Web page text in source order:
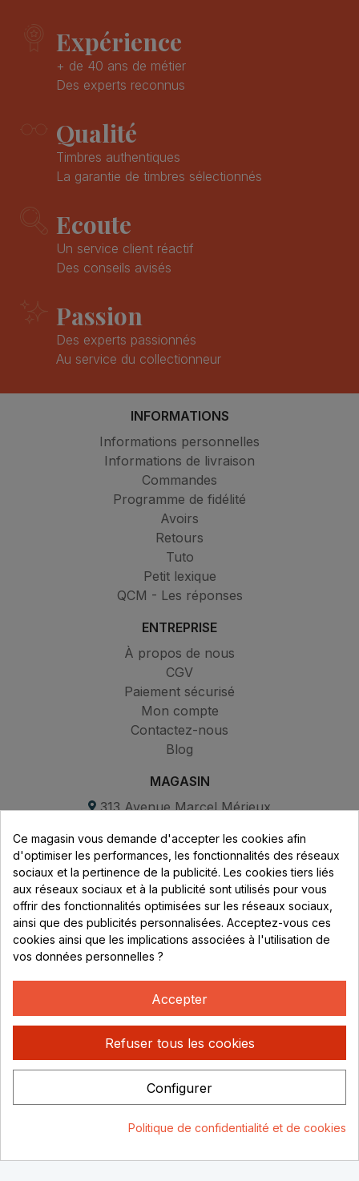
Expérience
+ de 40 ans de métier
Des experts reconnus
Qualité
Timbres authentiques
La garantie de timbres sélectionnés
Ecoute
Un service client réactif
Des conseils avisés
Passion
Des experts passionnés
Au service du collectionneur
INFORMATIONS
Informations personnelles
Informations de livraison
Commandes
Programme de fidélité
Avoirs
Retours
Tuto
Petit lexique
QCM - Les réponses
ENTREPRISE
À propos de nous
CGV
Paiement sécurisé
Mon compte
Contactez-nous
Blog
MAGASIN
313 Avenue Marcel Mérieux
69530 Brignais
Lundi au vendredi :
8h - 16h
uniquement sur Rendez-vous
CONTACT
04 78 37 00 68
contact@rhonephilatelie.fr
Un site conçu par :
Ce magasin vous demande d'accepter les cookies afin
d'optimiser les performances, les fonctionnalités des réseaux
sociaux et la pertinence de la publicité. Les cookies tiers liés
aux réseaux sociaux et à la publicité sont utilisés pour vous
offrir des fonctionnalités optimisées sur les réseaux sociaux,
ainsi que des publicités personnalisées. Acceptez-vous ces
cookies ainsi que les implications associées à l'utilisation de
vos données personnelles ?
Accepter
Refuser tous les cookies
Configurer
Politique de confidentialité et de cookies